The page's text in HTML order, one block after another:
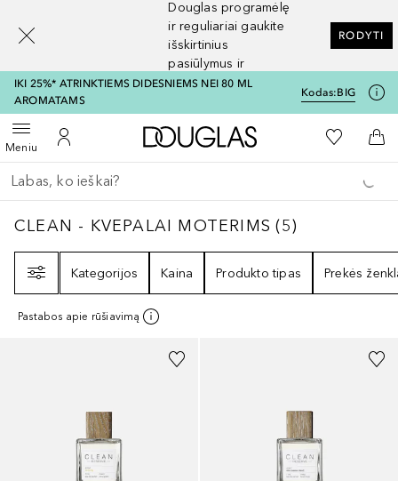
Douglas programėlę
ir reguliariai gaukite
išskirtinius
pasiūlymus ir
nuolaidas
RODYTI
IKI 25%* ATRINKTIEMS DIDESNIEMS NEI 80 ML
AROMATAMS
Kodas:BIG
MeniuAtidaryti meniuĮ mano paskyrą
Į Douglas pagrindinį
Į mano
Į
Grįžk atgal
Vykdykite paiešką
CLEAN - KVEPALAI MOTERIMS5
CLEAN - KVEPALAI MOTERIMS (5)
Kategorijos
Kaina Produkto tipas Prekės
Pastabos apie rūšiavimą
[navigation.slideout.screenreader]